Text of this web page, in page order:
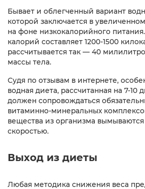
Бывает и облегченный вариант
которой заключается в
на фоне низкокалорийного
калорий составляет 1200-1500
рассчитывается так — 40
массы тела.
Судя по отзывам в интернете,
водная диета, рассчитанная на 7-
должен сопровождаться
витаминно-минеральных
вещества из организма вымываются
скоростью.
Выход из диеты
Любая методика снижения веса